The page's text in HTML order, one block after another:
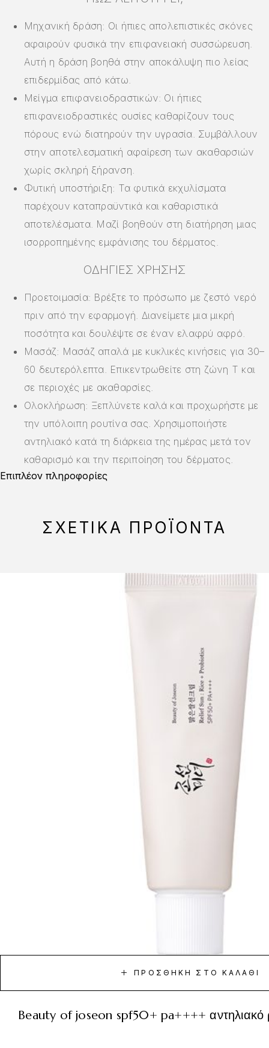
Μηχανική δράση: Οι ήπιες απολεπιστικές σκόνες
αφαιρούν φυσικά την επιφανειακή συσσώρευση.
Αυτή η δράση βοηθά στην αποκάλυψη πιο λείας
επιδερμίδας από κάτω.
Μείγμα επιφανειοδραστικών: Οι ήπιες
επιφανειοδραστικές ουσίες καθαρίζουν τους
πόρους ενώ διατηρούν την υγρασία. Συμβάλλουν
στην αποτελεσματική αφαίρεση των ακαθαρσιών
χωρίς σκληρή ξήρανση.
Φυτική υποστήριξη: Τα φυτικά εκχυλίσματα
παρέχουν καταπραϋντικά και καθαριστικά
αποτελέσματα. Μαζί βοηθούν στη διατήρηση μιας
ισορροπημένης εμφάνισης του δέρματος.
ΟΔΗΓΊΕΣ ΧΡΉΣΗΣ
Προετοιμασία: Βρέξτε το πρόσωπο με ζεστό νερό
πριν από την εφαρμογή. Διανείμετε μια μικρή
ποσότητα και δουλέψτε σε έναν ελαφρύ αφρό.
Μασάζ: Μασάζ απαλά με κυκλικές κινήσεις για 30–
60 δευτερόλεπτα. Επικεντρωθείτε στη ζώνη Τ και
σε περιοχές με ακαθαρσίες.
Ολοκλήρωση: Ξεπλύνετε καλά και προχωρήστε με
την υπόλοιπη ρουτίνα σας. Χρησιμοποιήστε
αντηλιακό κατά τη διάρκεια της ημέρας μετά τον
καθαρισμό και την περιποίηση του δέρματος.
Επιπλέον πληροφορίες
ΣΧΕΤΙΚΆ ΠΡΟΪΌΝΤΑ
ΠΡΟΣΘΉΚΗ ΣΤΟ ΚΑΛΆΘΙ
beauty of joseon spf50+ pa++++ αντηλιακό